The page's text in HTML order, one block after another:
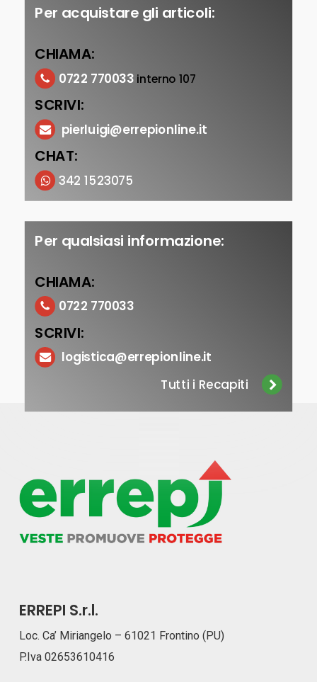
Per acquistare gli articoli:
CHIAMA:
0722 770033 interno 107
SCRIVI:
pierluigi@errepionline.it
CHAT:
342 1523075
Per qualsiasi informazione:
CHIAMA:
0722 770033
SCRIVI:
logistica@errepionline.it
Tutti i Recapiti
ERREPI S.r.l.
Loc. Ca’ Miriangelo – 61021 Frontino (PU)
P.Iva 02653610416